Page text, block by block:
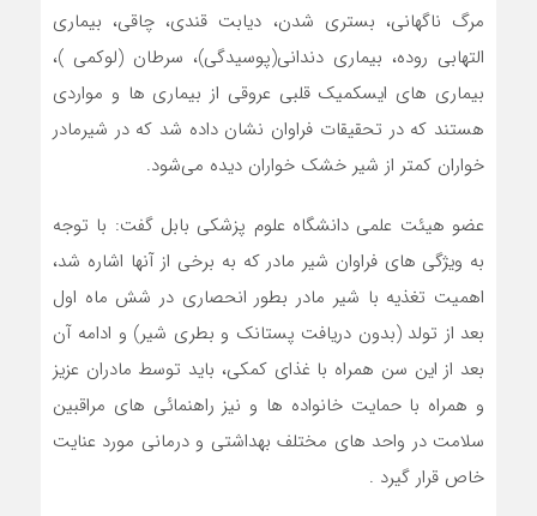
مرگ ناگهانی، بستری شدن، دیابت قندی، چاقی، بیماری
التهابی روده، بیماری دندانی(پوسیدگی)، سرطان (لوکمی )،
بیماری های ایسکمیک‌ قلبی عروقی از بیماری ها و مواردی
هستند که در تحقیقات فراوان نشان داده شد که در شیرمادر
خواران کمتر از شیر خشک خواران دیده می‌شود.
عضو هیئت علمی دانشگاه علوم پزشکی بابل گفت: با توجه
به ویژگی های فراوان شیر مادر که به برخی از آنها اشاره شد،
اهمیت تغذیه با شیر مادر بطور انحصاری در شش ماه اول
بعد از تولد (بدون دریافت پستانک و بطری شیر) و ادامه آن
بعد از این سن همراه با غذای کمکی، باید توسط مادران عزیز
و همراه با حمایت خانواده ها و نیز راهنمائی های مراقبین
سلامت در واحد های مختلف بهداشتی و درمانی مورد عنایت
خاص قرار گیرد .